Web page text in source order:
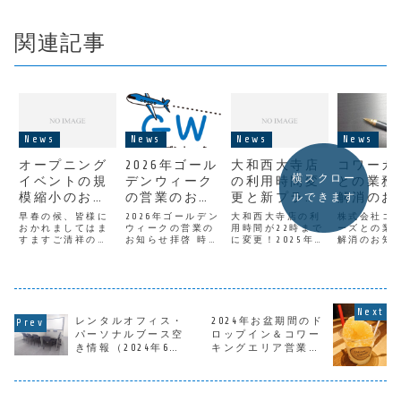
関連記事
News
オープニング
イベントの規
模縮小のお知
らせ
早春の候、皆様に
おかれましてはま
すますご清祥のこ
ト」（３月１５日
開催）について、
新型コロナウイル
ス感染症が拡大し
け、イベント...
News
2026年ゴール
デンウィーク
の営業のお知
らせ
2026年ゴールデン
ウィークの営業の
お知らせ拝啓 時下
2026年ゴールデン
ウィーク期間中、
YAMATO BASEは下
記のとおりの営業
News
大和西大寺店
の利用時間変
更と新プラン
について
大和西大寺店の利
用時間が22時まで
に変更！2025年9
れて以降、会社で
残業はしづらいで
すよね。退勤後に
今日中に片付けな
事を思...
News
コワーカ
との業務
解消のお
せ
株式会社コ
ーズとの業
解消のお知
年１２月８
始した業務
を、本日２
（令和4）
３１日付で
ることに合
したの...
横スクロー
ルできます
レンタルオフィス・
パーソナルブース空
き情報（2024年6
2024年お盆期間のド
ロップイン＆コワー
キングエリア営業の